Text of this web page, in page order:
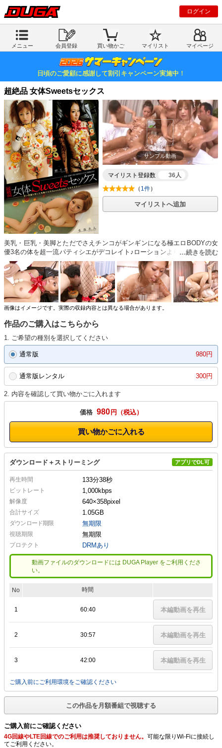
ログイン
メニュー 会員登録 買い物かご マイリスト マイページ
日頃のご愛顧に感謝して割引キャンペーン実施中！
超絶品 女体Sweetsセックス
サンプル動画
マイリスト登録数
36人
（ 1件）
マイリストへ追加
美乳・巨乳・美脚とただでさえチンコがギンギンになる極エロBODYの女
優3名の体を超一流パティシエがデコレイト♪ローションよりもネットリ体
にまとわりつく蜂蜜でぐちょぐちょのマンコ！生クリーム・チョコレート
と混ざる愛液・唾液でグチョグチョになった体を舐めまくる！プルン×2の
ゼリーをプルン×2の巨乳にゼリーの着いたチンコのピストンは想像を超え
た快感だった！
画像はイメージです。実際の収録内容とは異なる場合があります。
作品のご購入はこちらから
1. ご希望の種別を選択してください
通常版 980円
通常版レンタル 300円
2. 内容を確認して買い物かごに入れます
価格 980 円
買い物かごに入れる
ダウンロード＋ストリーミング アプリでDL可
再生時間 133分38秒
ビットレート 1,000kbps
解像度 640×358pixel
合計サイズ 1.05GB
ダウンロード期限 無期限
視聴期限 無期限
プロテクト DRMあり
動画ファイルのダウンロードには DUGA Player をご利用くださ
い。
No 時間
1 60:40 本編動画を再生
2 30:57 本編動画を再生
3 42:00 本編動画を再生
ご購入前にご利用環境をご確認ください
この作品を月額番組で視聴する
ご購入前にご確認ください
4G回線やLTE回線でのご利用は推奨しておりません。 可能な限りWi-Fiに接続し
てご利用ください。